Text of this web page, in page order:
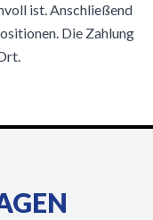
ist. Anschließend
Die Zahlung